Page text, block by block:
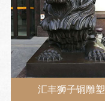
汇丰狮子铜雕塑